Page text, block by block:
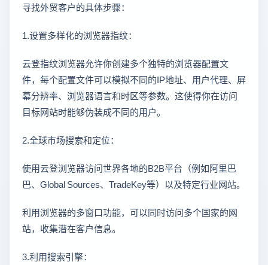
寻找外贸客户的具体步骤：
1.设置多样化的浏览器指纹：
云登指纹浏览器允许你创建多个独特的浏览器配置文
件，每个配置文件可以模拟不同的IP地址、用户代理、屏
幕分辨率、浏览器语言和时区等参数。这使得你在访问
目标网站时能够伪装成不同的用户。
2.全球市场搜索和定位：
使用云登浏览器访问世界各地的B2B平台（例如阿里巴
巴、Global Sources、TradeKey等）以及特定行业网站。
利用浏览器的多窗口功能，可以同时访问多个国家的网
站，收集潜在客户信息。
3.利用搜索引擎：